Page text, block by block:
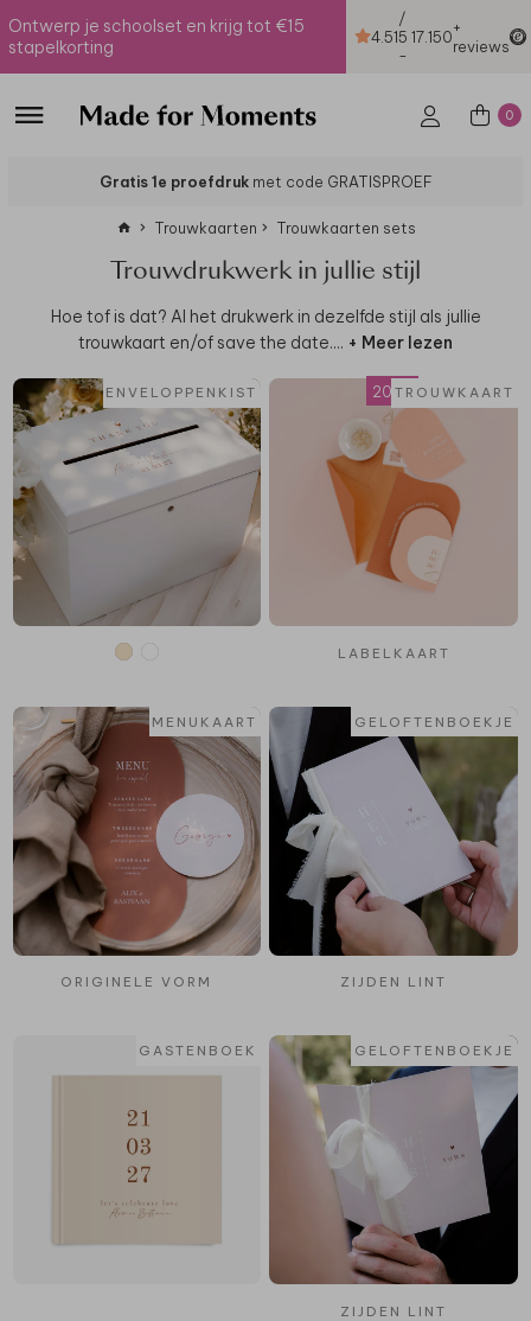
Ontwerp je schoolset en krijg tot €15
stapelkorting
4.51
/
5
-
17.150+
reviews
0
Gratis 1e proefdrukmet code GRATISPROEF
Trouwkaarten Trouwkaarten sets
Trouwdrukwerk in jullie stijl
Hoe tof is dat? Al het drukwerk in dezelfde stijl als jullie
trouwkaart en/of save the date.... + Meer lezen
ENVELOPPENKIST TROUWKAART
LABELKAART
2026 COLLECTIE
MENUKAART
ORIGINELE VORM
GELOFTENBOEKJE
ZIJDEN LINT
GASTENBOEK GELOFTENBOEKJE
ZIJDEN LINT